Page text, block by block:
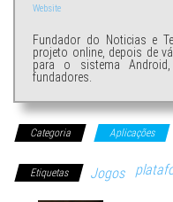
Website
Fundador do Noticias e
projeto online, depois de
para o sistema
fundadores.
Categoria Aplicações
Etiquetas Jogos